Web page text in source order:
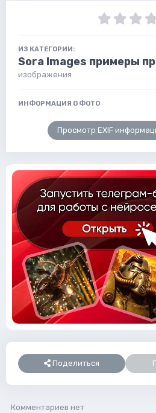
ИЗ КАТЕГОРИИ:
Sora Images примеры
изображения
ИНФОРМАЦИЯ О ФОТО
Просмотр EXIF
Поделиться
Комментариев нет